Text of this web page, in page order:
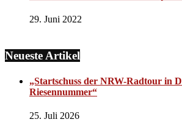
29. Juni 2022
Neueste Artikel
„Startschuss der NRW-Radtour in
Riesennummer“
25. Juli 2026